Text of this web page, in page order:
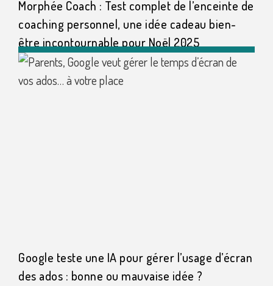
Morphée Coach : Test complet de l’enceinte de
coaching personnel, une idée cadeau bien-
être incontournable pour Noël 2025
Google teste une IA pour gérer l’usage d’écran
des ados : bonne ou mauvaise idée ?